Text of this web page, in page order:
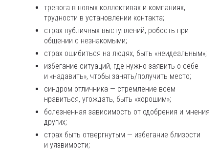
тревога в новых коллективах и компаниях,
трудности в установлении контакта;
страх публичных выступлений, робость при
общении с незнакомыми;
страх ошибиться на людях, быть «неидеальным»;
избегание ситуаций, где нужно заявить о себе
и «надавить», чтобы занять/получить место;
синдром отличника — стремление всем
нравиться, угождать, быть «хорошим»;
болезненная зависимость от одобрения и мнения
других;
страх быть отвергнутым — избегание близости
и уязвимости;